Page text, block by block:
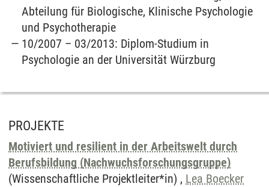
Abteilung für Biologische, Klinische Psychologie
und Psychotherapie
10/2007 – 03/2013: Diplom-Studium in
Psychologie an der Universität Würzburg
PROJEKTE
Motiviert und resilient in der Arbeitswelt durch
Berufsbildung (Nachwuchsforschungsgruppe)
(Wissenschaftliche Projektleiter*in) , Lea Boecker